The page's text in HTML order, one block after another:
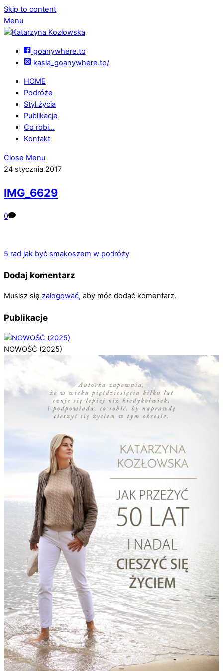
Skip to content
Menu
goanywhere.to
kasia_goanywhere.to/
HOME
Podróże
Styl życia
Publikacje
Co robi…
Kontakt
Close Menu
24 stycznia 2017
IMG_6629
0
5 rad jak być smakoszem w podróży
Dodaj komentarz
Musisz się zalogować, aby móc dodać komentarz.
Publikacje
NOWOŚĆ (2025)